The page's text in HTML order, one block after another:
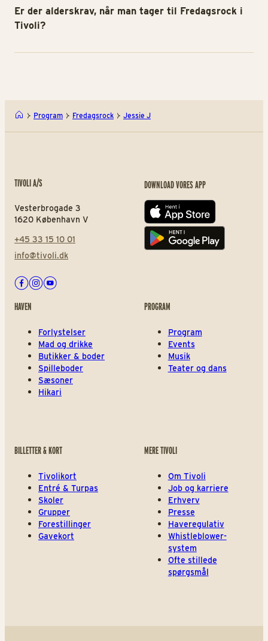
Er der alderskrav, når man tager til Fredagsrock i
Tivoli?
Program Fredagsrock Jessie J
TIVOLI A/S
Vesterbrogade 3
1620 København V
+45 33 15 10 01
info@tivoli.dk
Facebook
Instagram
Youtube
DOWNLOAD VORES APP
App store
Play store
HAVEN
Forlystelser
Mad og drikke
Butikker & boder
Spilleboder
Sæsoner
Hikari
PROGRAM
Program
Events
Musik
Teater og dans
BILLETTER & KORT
Tivolikort
Entré & Turpas
Skoler
Grupper
Forestillinger
Gavekort
MERE TIVOLI
Om Tivoli
Job og karriere
Erhverv
Presse
Haveregulativ
Whistleblower-
system
Ofte stillede
spørgsmål